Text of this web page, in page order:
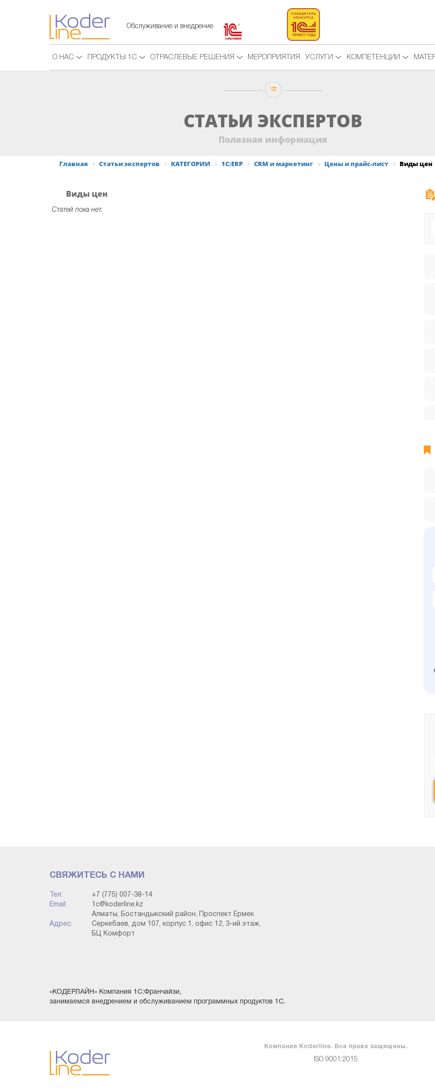
Обслуживание и внедрение
О НАС ПРОДУКТЫ 1С ОТРАСЛЕВЫЕ РЕШЕНИЯ МЕРОПРИЯТИЯ УСЛУГИ КОМПЕТЕНЦИИ
СТАТЬИ ЭКСПЕРТОВ
Полезная информация
Главная Статьи экспертов КАТЕГОРИИ 1С:ERP CRM и маркетинг Цены и прайс-лист Виды цен
Виды цен
Статей пока нет.
СВЯЖИТЕСЬ С НАМИ
Тел:
+7 (775) 007-38-14
Email:
1c@koderline.kz
Адрес:
Алматы, Бостандыкский район, Проспект Ермек
Серкебаев, дом 107, корпус 1, офис 12, 3-ий этаж,
БЦ Комфорт
«КОДЕРЛАЙН» Компания 1С:Франчайзи,
занимаемся внедрением и обслуживанием программных продуктов 1С.
Компания Koderline. Все права защищены.
ISO 9001:2015